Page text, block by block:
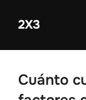
2X3
Cuánto